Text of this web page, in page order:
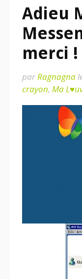
Adieu
merci !
parRagnagna
crayon, Ma